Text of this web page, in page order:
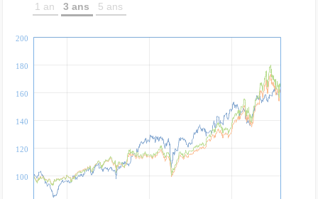
1 an
3 ans 5 ans
100
120
140
160
180
200